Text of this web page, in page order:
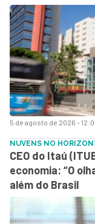
5 de agosto de 2026 -
NUVENS NO
CEO do Itaú
economia: “O
além do Brasil